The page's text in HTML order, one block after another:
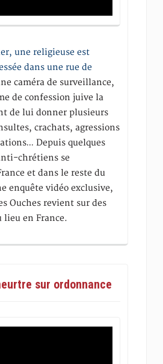
une religieuse est
dans une rue de
caméra de surveillance,
de confession juive la
de lui donner plusieurs
crachats, agressions
Depuis quelques
chrétiens se
et dans le reste du
enquête vidéo exclusive,
Ouches revient sur des
lieu en France.
sur ordonnance